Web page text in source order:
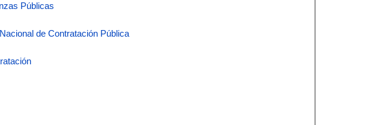
Públicas
de Contratación Pública